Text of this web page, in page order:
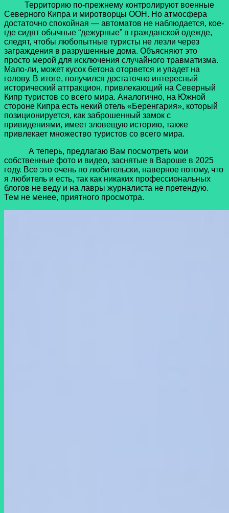
Территорию по-прежнему контролируют военные
Северного Кипра и миротворцы ООН. Но атмосфера
достаточно спокойная — автоматов не наблюдается, кое-
где сидят обычные “дежурные” в гражданской одежде,
следят, чтобы любопытные туристы не лезли через
заграждения в разрушенные дома. Объясняют это
просто мерой для исключения случайного травматизма.
Мало-ли, может кусок бетона оторвется и упадет на
голову. В итоге, получился достаточно интересный
исторический аттракцион, привлекающий на Северный
Кипр туристов со всего мира. Аналогично, на Южной
стороне Кипра есть некий отель «Беренгария», который
позиционируется, как заброшенный замок с
привидениями, имеет зловещую историю, также
привлекает множество туристов со всего мира.
А теперь, предлагаю Вам посмотреть мои
собственные фото и видео, заснятые в Вароше в 2025
году. Все это очень по любительски, наверное потому, что
я любитель и есть, так как никаких профессиональных
блогов не веду и на лавры журналиста не претендую.
Тем не менее, приятного просмотра.